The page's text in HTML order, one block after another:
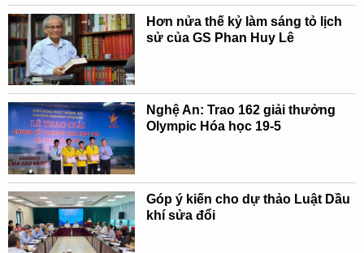
Hơn nửa thế kỷ làm sáng tỏ lịch
sử của GS Phan Huy Lê
Nghệ An: Trao 162 giải thưởng
Olympic Hóa học 19-5
Góp ý kiến cho dự thảo Luật Dầu
khí sửa đổi